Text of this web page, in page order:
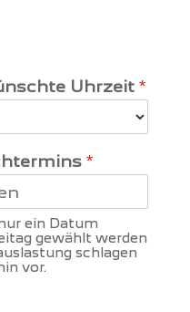
Uhrzeit *
*
ein Datum
gewählt werden
schlagen
vor.